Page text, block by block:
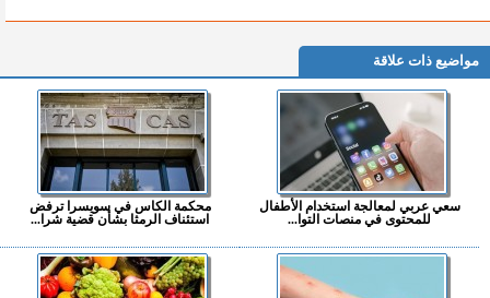
مواضيع ذات علاقة
سعي عربي لمعالجة استخدام الأطفال
للمحتوى في منصات التوا...
محكمة الكاس في سويسرا ترفض
استئناف الرمثا بشأن قضية شرا...